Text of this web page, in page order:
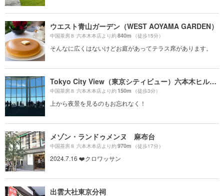
ウエスト青山ガーデン（WEST AOYAMA GARDEN）
中国茶房８ 六本木本店より約840m （徒歩15分）
そんなに広くはないけどお庭があってテラス席があります。
Tokyo City View（東京シティビュー）六本木ヒルズ展望台
中国茶房８ 六本木本店より約150m （徒歩3分）
上から夜景を見るのもお忘れなく！
メゾン・ランドゥメンヌ 麻布台
中国茶房８ 六本木本店より約970m （徒歩17分）
2024.7.16 ❤️クロワッサン
出雲大社東京分祠